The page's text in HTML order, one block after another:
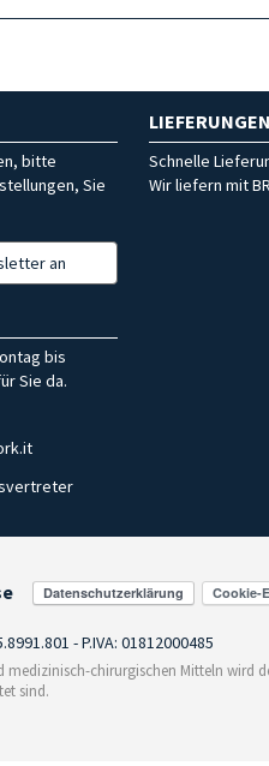
bitte
Sie
an
LIEFERUNGEN
Schnelle
Wir liefern mit
bis
Sie da.
Cookie-
- P.IVA: 01812000485
chirurgischen Mitteln wird
sind.